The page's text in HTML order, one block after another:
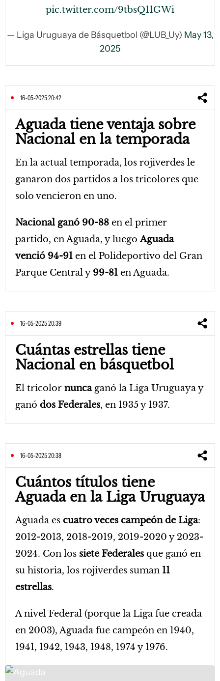
pic.twitter.com/9tbsQ11GWi
— Liga Uruguaya de Básquetbol (@LUB_Uy) May 13,
2025
16-05-2025 20:42
Aguada tiene ventaja sobre
Nacional en la temporada
En la actual temporada, los rojiverdes le
ganaron dos partidos a los tricolores que
solo vencieron en uno.
Nacional ganó 90-88 en el primer
partido, en Aguada, y luegoAguada
venció 94-91 en el Polideportivo del Gran
Parque Central y 99-81 en Aguada.
16-05-2025 20:39
Cuántas estrellas tiene
Nacional en básquetbol
El tricolor nunca ganó la Liga Uruguaya y
ganó dos Federales, en 1935 y 1937.
16-05-2025 20:38
Cuántos títulos tiene
Aguada en la Liga Uruguaya
Aguada es cuatro veces campeón de Liga:
2012-2013, 2018-2019, 2019-2020 y 2023-
2024. Con los siete Federales que ganó en
su historia, los rojiverdes suman 11
estrellas.
A nivel Federal (porque la Liga fue creada
en 2003), Aguada fue campeón en 1940,
1941, 1942, 1943, 1948, 1974 y 1976.